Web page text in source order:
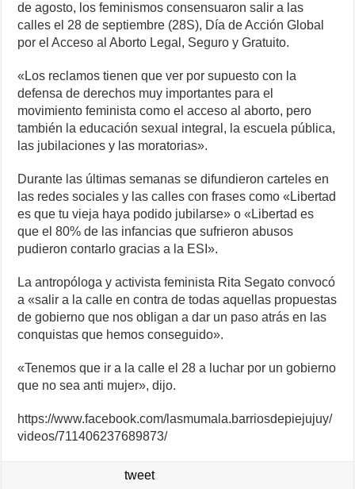
de agosto, los feminismos consensuaron salir a las
calles el 28 de septiembre (28S), Día de Acción Global
por el Acceso al Aborto Legal, Seguro y Gratuito.
«Los reclamos tienen que ver por supuesto con la
defensa de derechos muy importantes para el
movimiento feminista como el acceso al aborto, pero
también la educación sexual integral, la escuela pública,
las jubilaciones y las moratorias».
Durante las últimas semanas se difundieron carteles en
las redes sociales y las calles con frases como «Libertad
es que tu vieja haya podido jubilarse» o «Libertad es
que el 80% de las infancias que sufrieron abusos
pudieron contarlo gracias a la ESI».
La antropóloga y activista feminista Rita Segato convocó
a «salir a la calle en contra de todas aquellas propuestas
de gobierno que nos obligan a dar un paso atrás en las
conquistas que hemos conseguido».
«Tenemos que ir a la calle el 28 a luchar por un gobierno
que no sea anti mujer», dijo.
https://www.facebook.com/lasmumala.barriosdepiejujuy/
videos/711406237689873/
tweet